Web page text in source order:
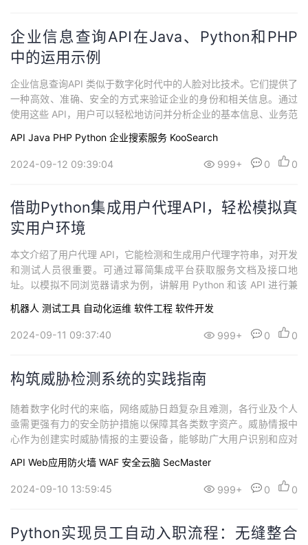
企业信息查询API在Java、Python和PHP
中的运用示例
企业信息查询API 类似于数字化时代中的人脸对比技术。它们提供了
一种高效、准确、安全的方式来验证企业的身份和相关信息。通过
使用这些 API，用户可以轻松地访问并分析企业的基本信息、业务范
了企业信息领域的技术创新和应用发展，为企业管理、风险评估、
市场分析等提供了强大的支持。
API Java PHP Python 企业搜索服务 KooSearch
2024-09-12 09:39:04 999+ 0 0
借助Python集成用户代理API，轻松模拟真
实用户环境
本文介绍了用户代理 API，它能检测和生成用户代理字符串，对开发
和测试人员很重要。可通过幂简集成平台获取服务文档及接口地
址。以模拟不同浏览器请求为例，讲解用 Python 和该 API 进行兼
方法等。最后总结其能帮助测试兼容性，高效进行开发和测试，推
荐访问幂简集成 API 平台获取更多服务。
机器人 测试工具 自动化运维 软件工程 软件开发
2024-09-11 09:37:40 999+ 0 0
构筑威胁检测系统的实践指南
随着数字化时代的来临，网络威胁日趋复杂且难测，各行业及个人
亟需更强有力的安全防护措施以保障其各类数字资产。威胁情报中
心作为创建实时威胁情报的主要设备，能够助广大用户识别和应对
畴、可能涉及的风险，同时还将介绍如何在Python程序中整合这一
重要功能，并附有相应的代码示例供参考。威胁情报中心的优势是
API Web应用防火墙 WAF 安全云脑 SecMaster
2024-09-10 13:59:45 999+ 0 0
Python实现员工自动入职流程：无缝整合